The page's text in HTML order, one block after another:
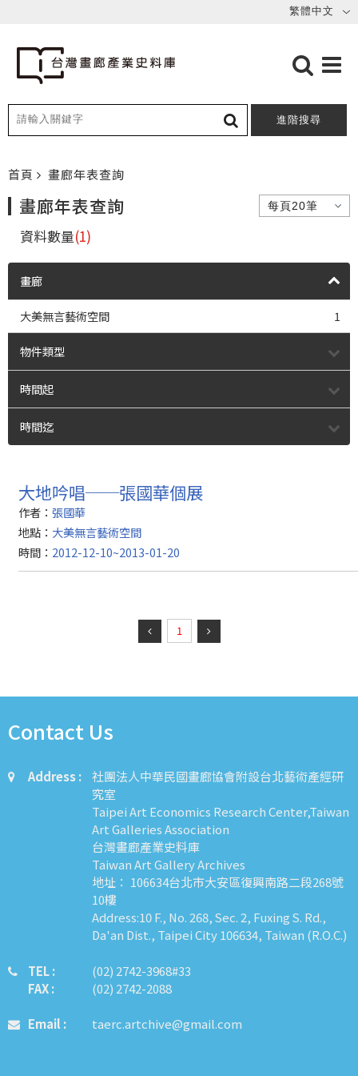
進階搜尋
首頁 畫廊年表查詢
畫廊年表查詢
資料數量(1)
畫廊
大美無言藝術空間 1
物件類型
時間起
時間迄
大地吟唱──張國華個展
作者： 張國華
地點： 大美無言藝術空間
時間： 2012-12-10~2013-01-20
1
Contact Us
Address :
社團法人中華民國畫廊協會附設台北藝術產經研
究室
Taipei Art Economics Research Center,Taiwan
Art Galleries Association
台灣畫廊產業史料庫
Taiwan Art Gallery Archives
地址： 106634台北市大安區復興南路二段268號
10樓
Address:10 F., No. 268, Sec. 2, Fuxing S. Rd.,
Da'an Dist., Taipei City 106634, Taiwan (R.O.C.)
TEL :
FAX :
​​​​(02) 2742-3968#33
(02) 2742-2088
Email : taerc.artchive@gmail.com